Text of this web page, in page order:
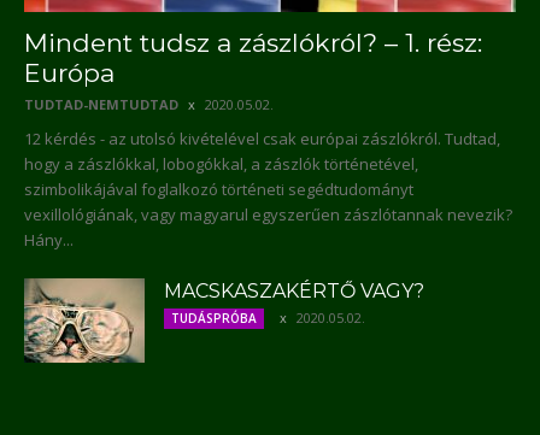
Mindent tudsz a zászlókról? – 1. rész:
Európa
TUDTAD-NEMTUDTAD 2020.05.02.
12 kérdés - az utolsó kivételével csak európai zászlókról. Tudtad,
hogy a zászlókkal, lobogókkal, a zászlók történetével,
szimbolikájával foglalkozó történeti segédtudományt
vexillológiának, vagy magyarul egyszerűen zászlótannak nevezik?
Hány...
MACSKASZAKÉRTŐ VAGY?
TUDÁSPRÓBA 2020.05.02.